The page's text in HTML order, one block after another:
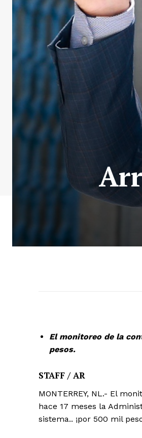
El monitoreo de la
pesos.
STAFF / AR
MONTERREY, NL.- El
hace 17 meses la
sistema.. ¡por 500 mil